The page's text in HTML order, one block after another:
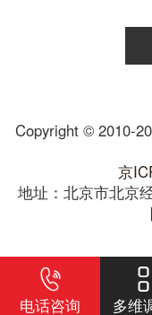
Copyright © 2010-
京
地址：北京市北京
电话咨询 多维